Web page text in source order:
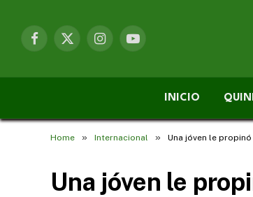
Facebook
X
InstagramYouTube
INICIO
Home » Internacional » Una jóven le
Una jóven le